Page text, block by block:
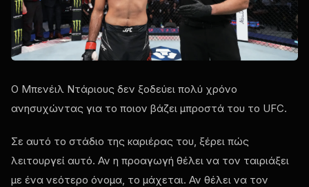
Ο Μπενέιλ Ντάριους δεν ξοδεύει πολύ χρόνο
ανησυχώντας για το ποιον βάζει μπροστά του το UFC.
Σε αυτό το στάδιο της καριέρας του, ξέρει πώς
λειτουργεί αυτό. Αν η προαγωγή θέλει να τον ταιριάξει
με ένα νεότερο όνομα, το μάχεται. Αν θέλει να τον